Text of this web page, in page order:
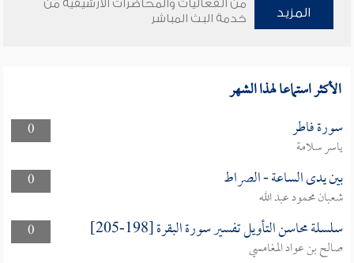
المزيد
من الفعاليات والمحاضرات الأرشيفية من
خدمة البث المباشر
الأكثر استماعا لهذا الشهر
0 سورة فاطر
ياسر سلامة
0
بين يدى الساعة - الصراط
شعبان محمود عبد الله
0
سلسلة محاسن التأويل تفسير سورة البقرة [198-205]
صالح بن عواد المغامسي